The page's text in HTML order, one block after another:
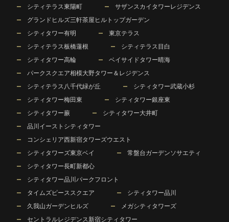
シティテラス東陽町
サザンスカイタワーレジデンス
グランドヒルズ三軒茶屋ヒルトップガーデン
シティタワー有明
東京テラス
シティテラス板橋蓮根
シティテラス目白
シティタワー高輪
ベイサイドタワー晴海
パークスクエア相模大野タワー＆レジデンス
シティテラス八千代緑が丘
シティタワー武蔵小杉
シティタワー梅田東
シティタワー銀座東
シティタワー蕨
シティタワー大井町
品川イーストシティタワー
コンシェリア西新宿タワーズウエスト
シティタワーズ東京ベイ
常盤台ガーデンソサエティ
シティタワー長町新都心
シティタワー品川パークフロント
タイムズピーススクエア
シティタワー品川
久我山ガーデンヒルズ
メガシティタワーズ
セントラルレジデンス新宿シティタワー